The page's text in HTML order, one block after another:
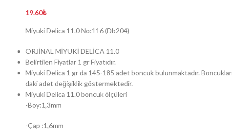
19.60₺
Miyuki Delica 11.0 No:116 (Db204)
ORJİNAL MİYUKİ DELİCA 11.0
Belirtilen Fiyatlar 1 gr Fiyatıdır.
Miyuki Delica 1 gr da 145-185 adet boncuk bulunmaktadır.
daki adet değişiklik göstermektedir.
Miyuki Delica 11.0 boncuk ölçüleri
-Boy:1,3mm
-Çap :1,6mm